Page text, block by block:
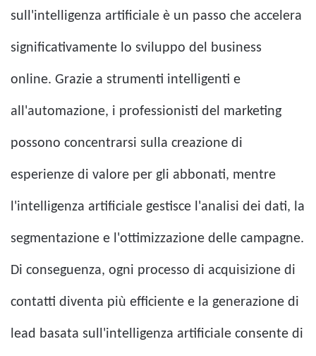
sull'intelligenza artificiale è un passo che accelera
significativamente lo sviluppo del business
online. Grazie a strumenti intelligenti e
all'automazione, i professionisti del marketing
possono concentrarsi sulla creazione di
esperienze di valore per gli abbonati, mentre
l'intelligenza artificiale gestisce l'analisi dei dati, la
segmentazione e l'ottimizzazione delle campagne.
Di conseguenza, ogni processo di acquisizione di
contatti diventa più efficiente e la generazione di
lead basata sull'intelligenza artificiale consente di